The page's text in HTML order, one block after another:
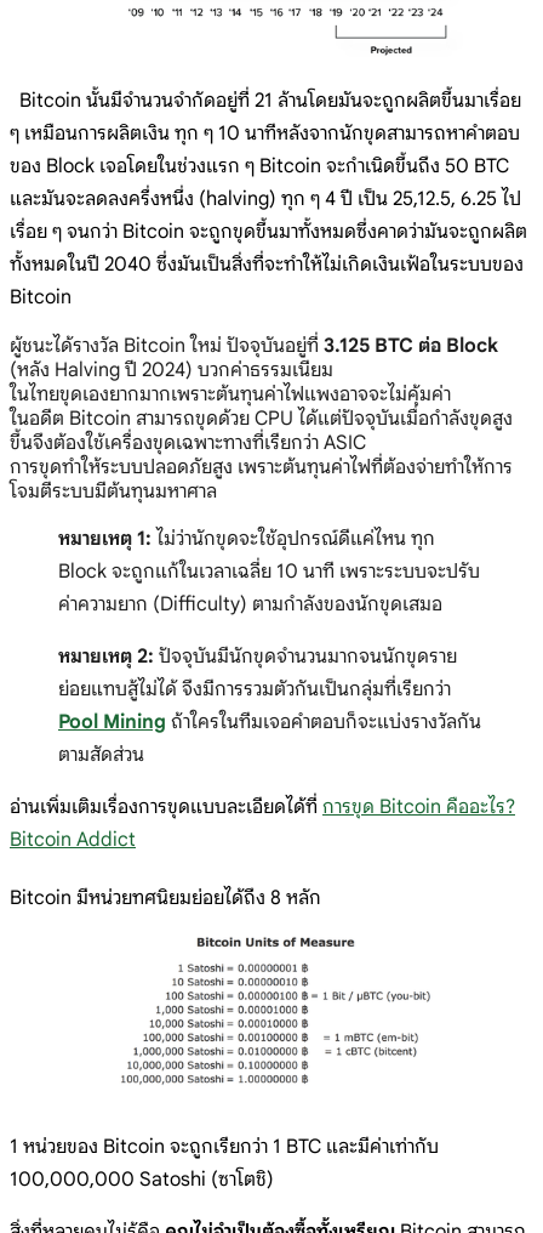
Bitcoin นั้นมีจำนวนจำกัดอยู่ที่ 21 ล้านโดยมันจะถูกผลิตขึ้นมาเรื่อย
ๆ เหมือนการผลิตเงิน ทุก ๆ 10 นาทีหลังจากนักขุดสามารถหาคำตอบ
ของ Block เจอโดยในช่วงแรก ๆ Bitcoin จะกำเนิดขึ้นถึง 50 BTC
และมันจะลดลงครึ่งหนึ่ง (halving) ทุก ๆ 4 ปี เป็น 25,12.5, 6.25 ไป
เรื่อย ๆ จนกว่า Bitcoin จะถูกขุดขึ้นมาทั้งหมดซึ่งคาดว่ามันจะถูกผลิต
ทั้งหมดในปี 2040 ซึ่งมันเป็นสิ่งที่จะทำให้ไม่เกิดเงินเฟ้อในระบบของ
Bitcoin
ผู้ชนะได้รางวัล Bitcoin ใหม่ ปัจจุบันอยู่ที่ 3.125 BTC ต่อ Block
(หลัง Halving ปี 2024) บวกค่าธรรมเนียม
ในไทยขุดเองยากมากเพราะต้นทุนค่าไฟแพงอาจจะไม่คุ้มค่า
ในอดีต Bitcoin สามารถขุดด้วย CPU ได้แต่ปัจจุบันเมื่อกำลังขุดสูง
ขึ้นจึงต้องใช้เครื่องขุดเฉพาะทางที่เรียกว่า ASIC
การขุดทำให้ระบบปลอดภัยสูง เพราะต้นทุนค่าไฟที่ต้องจ่ายทำให้การ
โจมตีระบบมีต้นทุนมหาศาล
หมายเหตุ 1: ไม่ว่านักขุดจะใช้อุปกรณ์ดีแค่ไหน ทุก
Block จะถูกแก้ในเวลาเฉลี่ย 10 นาที เพราะระบบจะปรับ
ค่าความยาก (Difficulty) ตามกำลังของนักขุดเสมอ
หมายเหตุ 2: ปัจจุบันมีนักขุดจำนวนมากจนนักขุดราย
ย่อยแทบสู้ไม่ได้ จึงมีการรวมตัวกันเป็นกลุ่มที่เรียกว่า
Pool Mining ถ้าใครในทีมเจอคำตอบก็จะแบ่งรางวัลกัน
ตามสัดส่วน
อ่านเพิ่มเติมเรื่องการขุดแบบละเอียดได้ที่ การขุด Bitcoin คืออะไร?
Bitcoin Addict
Bitcoin มีหน่วยทศนิยมย่อยได้ถึง 8 หลัก
1 หน่วยของ Bitcoin จะถูกเรียกว่า 1 BTC และมีค่าเท่ากับ
100,000,000 Satoshi (ซาโตชิ)